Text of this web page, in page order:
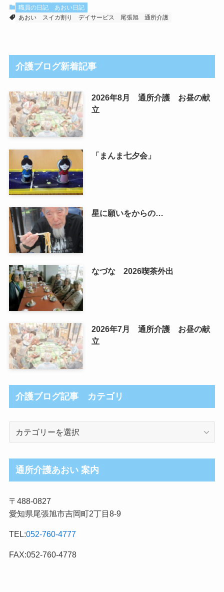
職員の日記
あおい日記
あおい
スイカ割り デイサービス 尾張旭 通所介護
介護ブログ新着記事
2026年8月 通所介護 お昼の献
立
「まんま七夕会」
星に願いをからの…
なづな 2026喫茶外出
2026年7月 通所介護 お昼の献
立
介護ブログ記事 カテゴリ
ロ
グ
事
カ
ゴ
リ
通所介護あおい 案内
〒488-0827
愛知県尾張旭市吉岡町2丁目8-9
TEL:052-760-4777
FAX:052-760-4778